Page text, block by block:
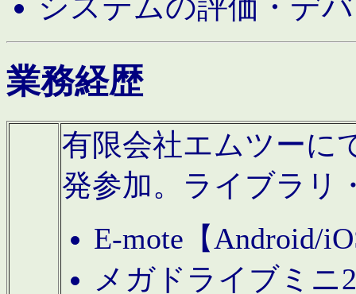
業務経歴
有限会社エムツーに
発参加。ライブラリ
E-mote【Android/
メガドライブミニ